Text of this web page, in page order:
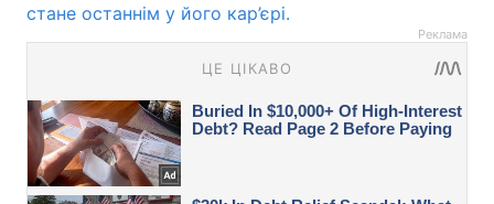
стане останнім у його кар’єрі.
Реклама